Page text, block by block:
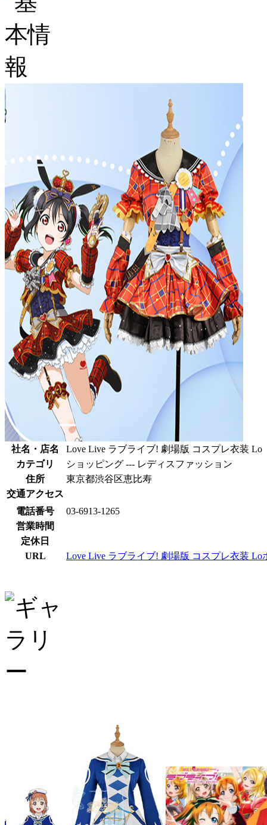
社名・店名
Love Live ラブライブ! 劇場版 コスプレ衣装 Lo
カテゴリ
ショッピング --- レディスファッション
住所
東京都渋谷区恵比寿
交通アクセス
電話番号
03-6913-1265
営業時間
定休日
URL
Love Live ラブライブ! 劇場版 コスプレ衣装 Lo